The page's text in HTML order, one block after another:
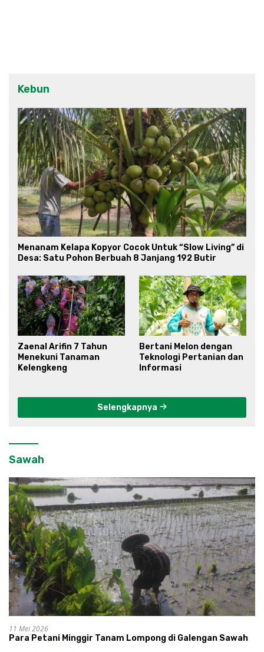
Kebun
Menanam Kelapa Kopyor Cocok Untuk “Slow Living” di
Desa: Satu Pohon Berbuah 8 Janjang 192 Butir
Zaenal Arifin 7 Tahun
Menekuni Tanaman
Kelengkeng
Bertani Melon dengan
Teknologi Pertanian dan
Informasi
Selengkapnya
Sawah
11 Mei 2026
Para Petani Minggir Tanam Lompong di Galengan Sawah